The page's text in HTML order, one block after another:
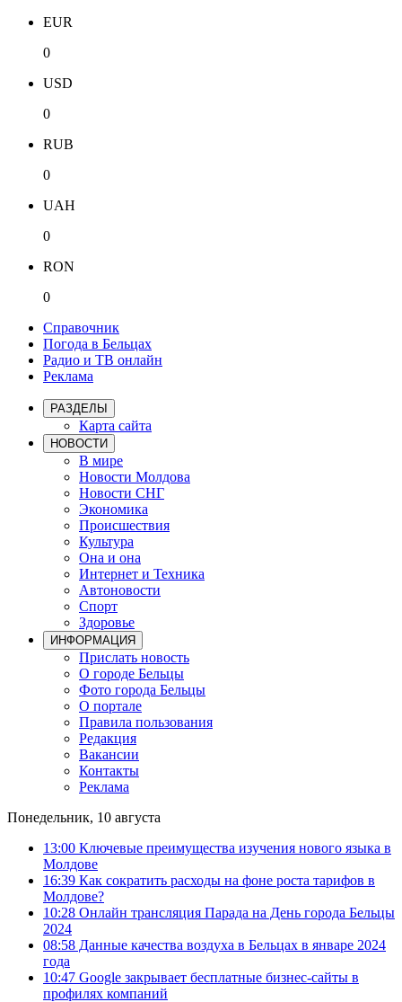
EUR
0
USD
0
RUB
0
UAH
0
RON
0
Справочник
Погода в Бельцах
Радио и ТВ онлайн
Реклама
РАЗДЕЛЫ
Карта сайта
НОВОСТИ
В мире
Новости Молдова
Новости СНГ
Экономика
Происшествия
Культура
Она и она
Интернет и Техника
Автоновости
Спорт
Здоровье
ИНФОРМАЦИЯ
Прислать новость
О городе Бельцы
Фото города Бельцы
О портале
Правила пользования
Редакция
Вакансии
Контакты
Реклама
Понедельник, 10 августа
13:00 Ключевые преимущества изучения нового языка в
Молдове
16:39 Как сократить расходы на фоне роста тарифов в
Молдове?
10:28 Онлайн трансляция Парада на День города Бельцы
2024
08:58 Данные качества воздуха в Бельцах в январе 2024
года
10:47 Google закрывает бесплатные бизнес-сайты в
профилях компаний